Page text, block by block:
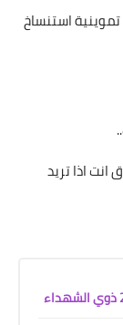
استنساخ
اذا تريد